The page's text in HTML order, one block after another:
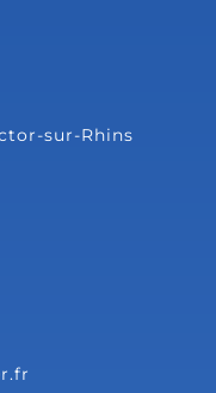
sur-Rhins